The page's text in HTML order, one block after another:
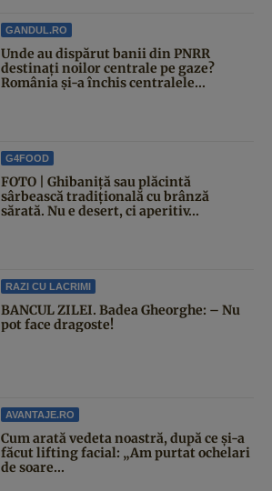
GANDUL.RO
Unde au dispărut banii din PNRR
destinați noilor centrale pe gaze?
România și-a închis centralele...
G4FOOD
FOTO | Ghibaniță sau plăcintă
sârbească tradițională cu brânză
sărată. Nu e desert, ci aperitiv...
RAZI CU LACRIMI
BANCUL ZILEI. Badea Gheorghe: – Nu
pot face dragoste!
AVANTAJE.RO
Cum arată vedeta noastră, după ce și-a
făcut lifting facial: „Am purtat ochelari
de soare...